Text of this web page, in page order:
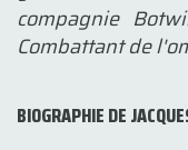
compagnie
Combattant de
BIOGRAPHIE DE